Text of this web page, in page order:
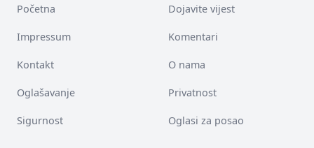
Početna Dojavite vijest
Impressum Komentari
Kontakt O nama
Oglašavanje Privatnost
Sigurnost Oglasi za posao